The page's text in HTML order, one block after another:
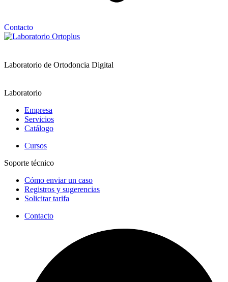
Contacto
Laboratorio de Ortodoncia Digital
Laboratorio
Empresa
Servicios
Catálogo
Cursos
Soporte técnico
Cómo enviar un caso
Registros y sugerencias
Solicitar tarifa
Contacto